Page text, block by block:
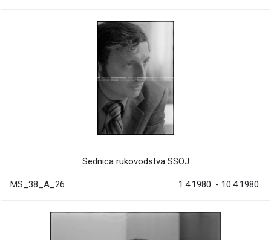
Sednica rukovodstva SSOJ
MS_38_A_26 1.4.1980. - 10.4.1980.